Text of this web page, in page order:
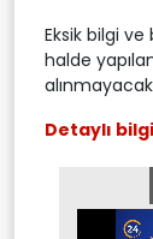
Eksik bilgi
halde
Detaylı